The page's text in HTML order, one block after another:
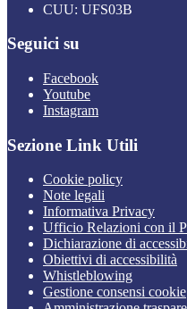
CUU: UFS03B
Seguici su
Facebook
Youtube
Instagram
Sezione Link Utili
Cookie policy
Note legali
Informativa Privacy
Ufficio Relazioni con il
Dichiarazione di
Obiettivi di accessibilità
Whistleblowing
Gestione consensi cookie